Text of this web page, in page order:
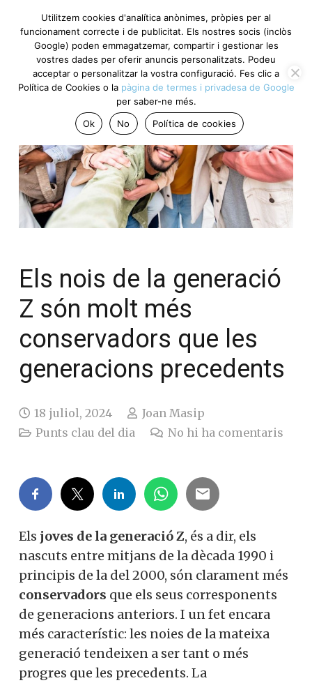
Els nois de la generació
Z són molt més
conservadors que les
generacions precedents
18 juliol, 2024
Joan Masip
Punts clau del dia
No hi ha comentaris
Els joves de la generació Z, és a dir, els
nascuts entre mitjans de la dècada 1990 i
principis de la del 2000, són clarament més
conservadors que els seus corresponents
de generacions anteriors. I un fet encara
més característic: les noies de la mateixa
generació tendeixen a ser tant o més
progres que les precedents. La
Utilitzem cookies d'analítica anònimes, pròpies per al
funcionament correcte i de publicitat. Els nostres socis (inclòs
Google) poden emmagatzemar, compartir i gestionar les
vostres dades per oferir anuncis personalitzats. Podeu
acceptar o personalitzar la vostra configuració. Fes clic a
Política de Cookies o la pàgina de termes i privadesa de Google
per saber-ne més.
Ok
No Política de cookies